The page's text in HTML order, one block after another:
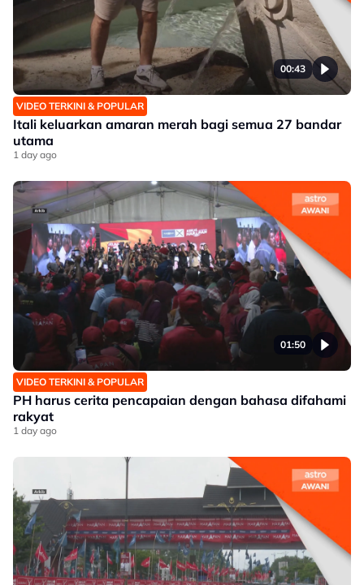
00:43
VIDEO TERKINI & POPULAR
Itali keluarkan amaran merah bagi semua 27 bandar
utama
1 day ago
01:50
VIDEO TERKINI & POPULAR
PH harus cerita pencapaian dengan bahasa difahami
rakyat
1 day ago